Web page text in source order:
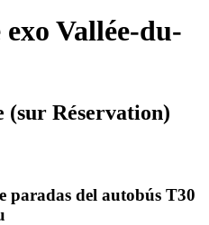
Vallée-du-
(sur Réservation)
paradas del autobús T30